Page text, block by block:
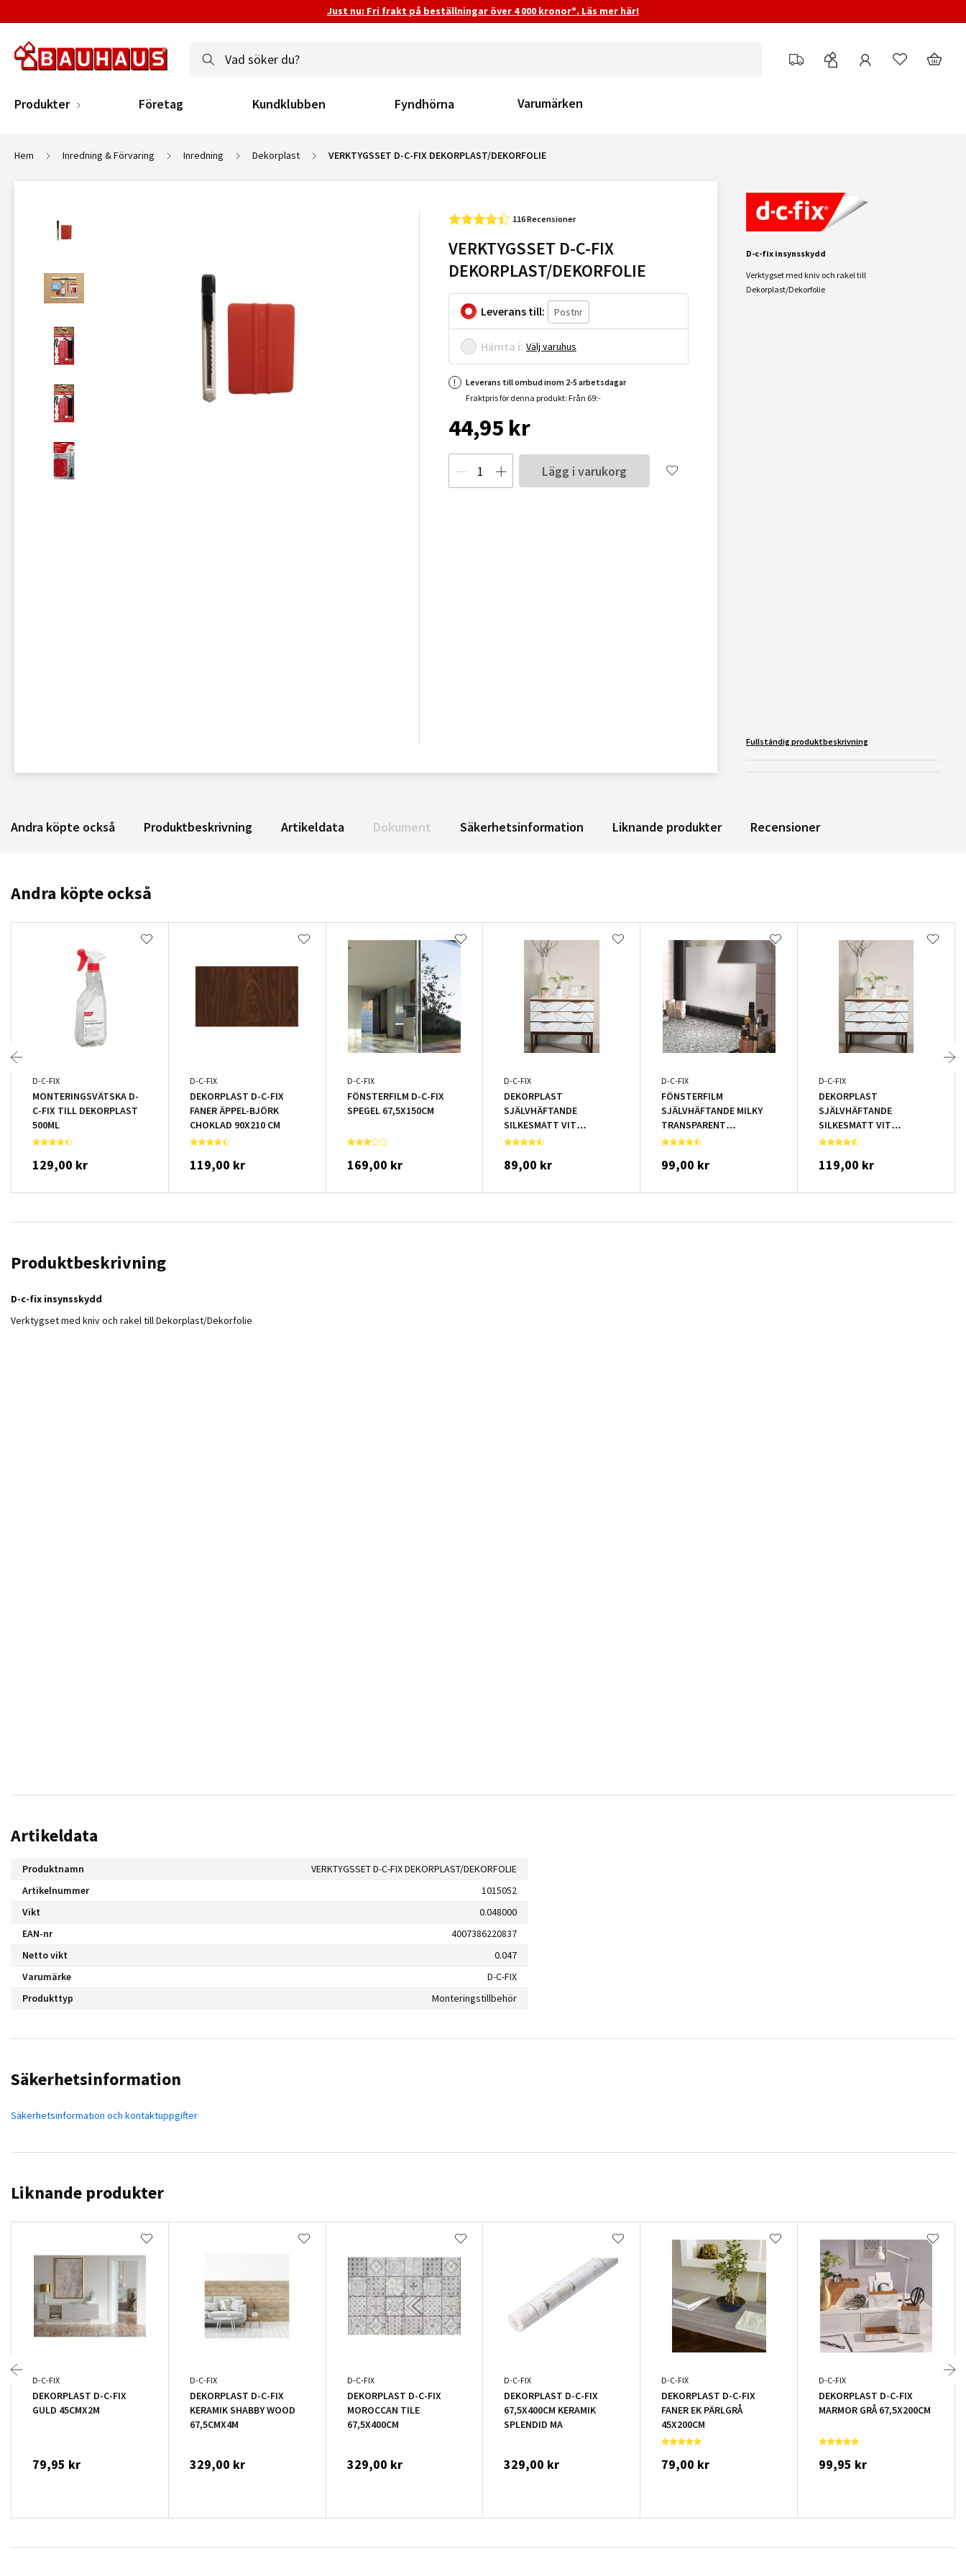
Just nu: Fri frakt på beställningar över 4 000 kronor*. Läs mer här!
Produkter Företag Kundklubben Fyndhörna Varumärken
Hem Inredning & Förvaring Inredning Dekorplast VERKTYGSSET D-C-FIX DEKORPLAST/DEKORFOLIE
116 Recensioner
VERKTYGSSET D-C-FIX
DEKORPLAST/DEKORFOLIE
Leverans till:
Hämta i: Välj varuhus
Leverans till ombud inom 2-5 arbetsdagar
Fraktpris för denna produkt: Från 69:-
44,95 kr
Lägg i varukorg
D-c-fix insynsskydd
Verktygset med kniv och rakel till
Dekorplast/Dekorfolie
Fullständig produktbeskrivning
Andra köpte också Produktbeskrivning Artikeldata Dokument Säkerhetsinformation Liknande produkter Recensioner
Andra köpte också
D-C-FIX
MONTERINGSVÄTSKA D-
C-FIX TILL DEKORPLAST
500ML
129,00 kr
D-C-FIX
DEKORPLAST D-C-FIX
FANER ÄPPEL-BJÖRK
CHOKLAD 90X210 CM
119,00 kr
D-C-FIX
FÖNSTERFILM D-C-FIX
SPEGEL 67,5X150CM
169,00 kr
D-C-FIX
DEKORPLAST
SJÄLVHÄFTANDE
SILKESMATT VIT
67X200CM
89,00 kr
D-C-FIX
FÖNSTERFILM
SJÄLVHÄFTANDE MILKY
TRANSPARENT
67,5X200CM
99,00 kr
D-C-FIX
DEKORPLAST
SJÄLVHÄFTANDE
SILKESMATT VIT
90X210CM
119,00 kr
Produktbeskrivning
D-c-fix insynsskydd
Verktygset med kniv och rakel till Dekorplast/Dekorfolie
Artikeldata
Produktnamn
VERKTYGSSET D-C-FIX DEKORPLAST/DEKORFOLIE
Artikelnummer
1015052
Vikt
0.048000
EAN-nr
4007386220837
Netto vikt
0.047
Varumärke
D-C-FIX
Produkttyp
Monteringstillbehör
Säkerhetsinformation
Säkerhetsinformation och kontaktuppgifter
Liknande produkter
D-C-FIX
DEKORPLAST D-C-FIX
GULD 45CMX2M
79,95 kr
D-C-FIX
DEKORPLAST D-C-FIX
KERAMIK SHABBY WOOD
67,5CMX4M
329,00 kr
D-C-FIX
DEKORPLAST D-C-FIX
MOROCCAN TILE
67,5X400CM
329,00 kr
D-C-FIX
DEKORPLAST D-C-FIX
67,5X400CM KERAMIK
SPLENDID MA
329,00 kr
D-C-FIX
DEKORPLAST D-C-FIX
FANER EK PÄRLGRÅ
45X200CM
79,00 kr
D-C-FIX
DEKORPLAST D-C-FIX
MARMOR GRÅ 67,5X200CM
99,95 kr